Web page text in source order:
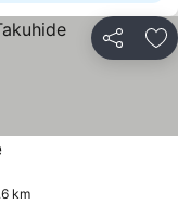
シェア お
km